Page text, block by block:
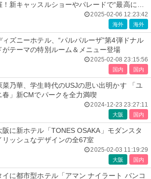
！新キャッスルショーやパレードで“最高にマ
2025-02-06 12:23:42
海外 海外
ィズニーホテル、“パルパルーザ”第4弾ドナル
がテーマの特別ルーム＆メニュー登場
2025-02-08 23:15:56
国内 国内
菜乃華、学生時代のUSJの思い出明かす 「ユ
春」新CMでパークを全力満喫
2024-12-23 23:27:11
大阪 国内
阪に新ホテル「TONES OSAKA」モダンスタ
リッシュなデザインの全67室
2025-02-03 11:19:29
大阪 国内
イに都市型ホテル「アマン ナイラート バンコ